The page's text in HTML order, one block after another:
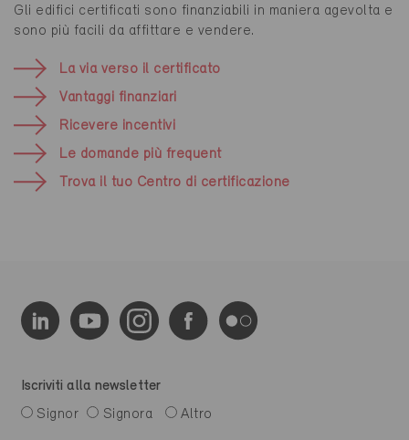
Gli edifici certificati sono finanziabili in maniera agevolta e
sono più facili da affittare e vendere.
La via verso il certificato
Vantaggi finanziari
Ricevere incentivi
Le domande più frequent
Trova il tuo Centro di certificazione
Iscriviti alla newsletter
Signor
Signora Altro